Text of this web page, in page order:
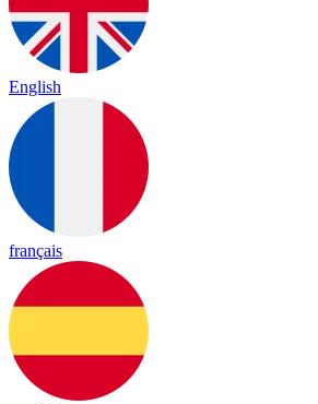
English
français